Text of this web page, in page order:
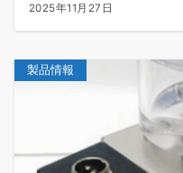
2025年11月27日
製品情報